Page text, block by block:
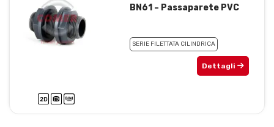
BN61 – Passaparete PVC
SERIE FILETTATA CILINDRICA
Dettagli